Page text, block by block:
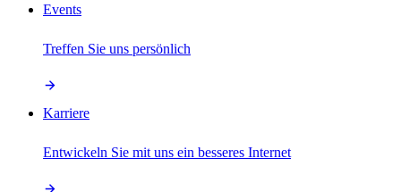
Events
Treffen Sie uns persönlich
Karriere
Entwickeln Sie mit uns ein besseres Internet